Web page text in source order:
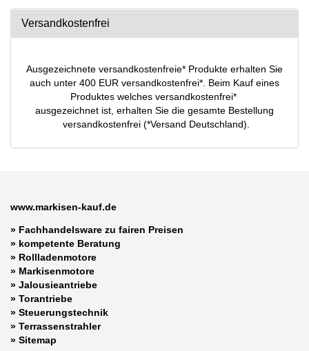
Versandkostenfrei
Ausgezeichnete versandkostenfreie* Produkte erhalten Sie
auch unter 400 EUR versandkostenfrei*. Beim Kauf eines
Produktes welches versandkostenfrei*
ausgezeichnet ist, erhalten Sie die gesamte Bestellung
versandkostenfrei (*Versand Deutschland).
www.markisen-kauf.de
» Fachhandelsware zu fairen Preisen
» kompetente Beratung
» Rollladenmotore
» Markisenmotore
» Jalousieantriebe
» Torantriebe
» Steuerungstechnik
» Terrassenstrahler
» Sitemap